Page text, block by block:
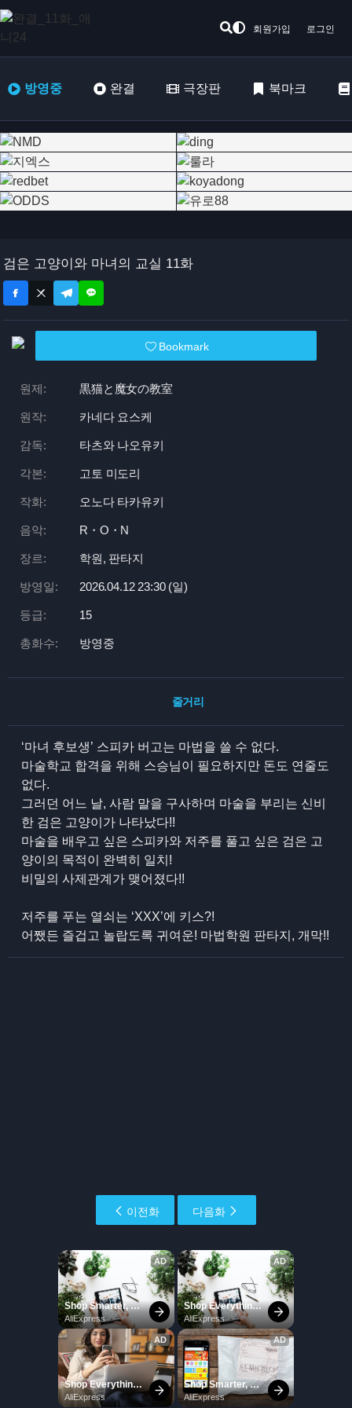
회원가입 로그인
방영중 완결 극장판 북마크
검은 고양이와 마녀의 교실 11화
Bookmark
원제: 黒猫と魔女の教室
원작: 카네다 요스케
감독: 타츠와 나오유키
각본: 고토 미도리
작화: 오노다 타카유키
음악: R・O・N
장르: 학원, 판타지
방영일: 2026.04.12 23:30 (일)
등급: 15
총화수: 방영중
줄거리
‘마녀 후보생’ 스피카 버고는 마법을 쓸 수 없다.
마술학교 합격을 위해 스승님이 필요하지만 돈도 연줄도
없다.
그러던 어느 날, 사람 말을 구사하며 마술을 부리는 신비
한 검은 고양이가 나타났다!!
마술을 배우고 싶은 스피카와 저주를 풀고 싶은 검은 고
양이의 목적이 완벽히 일치!
비밀의 사제관계가 맺어졌다!!
저주를 푸는 열쇠는 ‘XXX’에 키스?!
어쨌든 즐겁고 놀랍도록 귀여운! 마법학원 판타지, 개막!!
이전화 다음화